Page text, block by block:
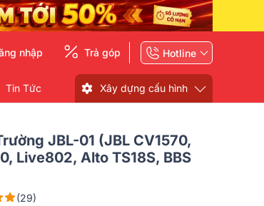
nhập Trả góp Hotline
Tin Tức Xây dựng cấu hình
JBL-01 (JBL CV1570,
Live802, Alto TS18S, BBS
(29)